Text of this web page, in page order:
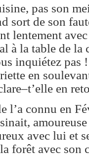
pas son
sort de son
lentement
à la table de la
inquiétez pas
en
en
l’a connu en
avec lui et
forêt avec son